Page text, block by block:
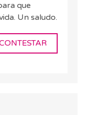
que
Un saludo.